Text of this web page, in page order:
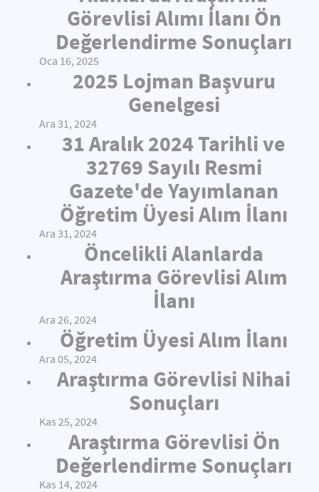
Görevlisi Alımı İlanı Ön
Değerlendirme Sonuçları
Oca 16, 2025
2025 Lojman Başvuru
Genelgesi
Ara 31, 2024
31 Aralık 2024 Tarihli ve
32769 Sayılı Resmi
Gazete'de Yayımlanan
Öğretim Üyesi Alım İlanı
Ara 31, 2024
Öncelikli Alanlarda
Araştırma Görevlisi Alım
İlanı
Ara 26, 2024
Öğretim Üyesi Alım İlanı
Ara 05, 2024
Araştırma Görevlisi Nihai
Sonuçları
Kas 25, 2024
Araştırma Görevlisi Ön
Değerlendirme Sonuçları
Kas 14, 2024